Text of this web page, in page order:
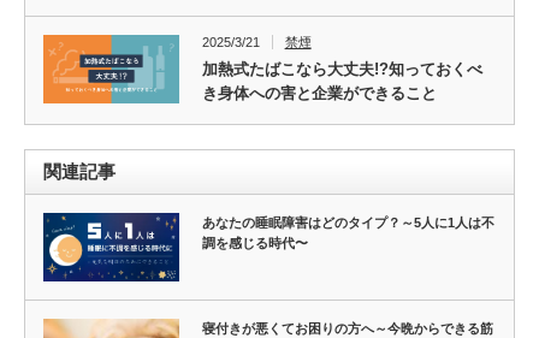
2025/3/21 禁煙
加熱式たばこなら大丈夫!?知っておくべ
き身体への害と企業ができること
関連記事
あなたの睡眠障害はどのタイプ？～5人に1人は不
調を感じる時代〜
寝付きが悪くてお困りの方へ～今晩からできる筋